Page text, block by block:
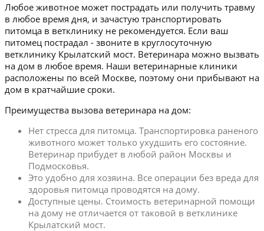
Любое животное может пострадать или получить травму
в любое время дня, и зачастую транспортировать
питомца в ветклинику не рекомендуется. Если ваш
питомец пострадал - звоните в круглосуточную
ветклинику Крылатский мост. Ветеринара можно вызвать
на дом в любое время. Наши ветеринарные клиники
расположены по всей Москве, поэтому они прибывают на
дом в кратчайшие сроки.
Преимущества вызова ветеринара на дом:
Нет стресса для питомца. Транспортировка раненого
животного может только ухудшить его состояние.
Ветеринар прибудет в любой район Москвы и
Подмосковья.
Это удобно для хозяина. Все операции без вреда для
здоровья питомца проводятся на дому.
Доступные цены. Стоимость ветеринарной помощи
на дому не отличается от таковой в ветклинике
Крылатский мост.